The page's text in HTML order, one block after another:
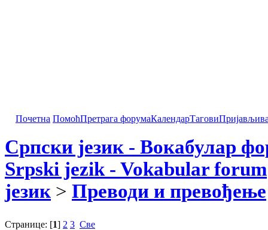
Почетна ПомоћПретрага форумаКалендарТагови
Српски језик - Вокабулар
Srpski jezik - Vokabular forum
језик > Преводи и превођење
Странице: [1] 2 3 Све